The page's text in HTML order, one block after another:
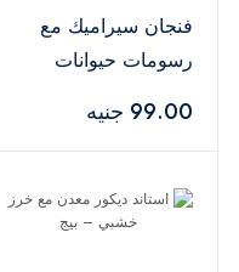
فنجان سيراميك مع
رسومات حيوانات
99.00 جنيه